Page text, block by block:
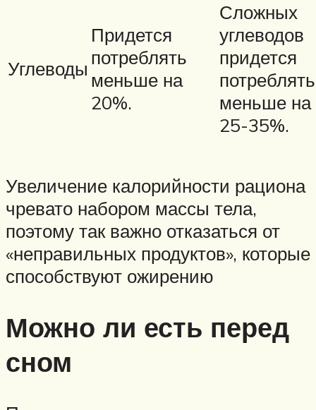
Углеводы
Придется
потреблять
меньше на
20%.
Сложных
углеводов
придется
потреблять
меньше на
25-35%.
Увеличение калорийности рациона
чревато набором массы тела,
поэтому так важно отказаться от
«неправильных продуктов», которые
способствуют ожирению
Можно ли есть перед
сном